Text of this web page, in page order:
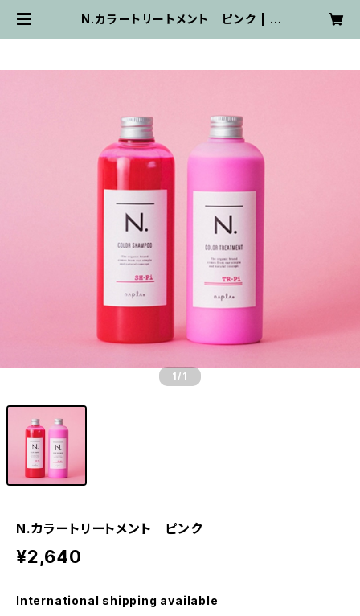
N.カラートリートメント ピンク | S
1 /1
N.カラートリートメント ピンク
¥2,640
International shipping available